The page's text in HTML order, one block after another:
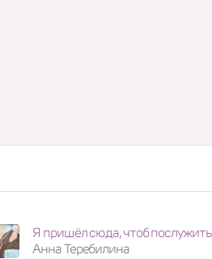
Я пришёл сюда, чтоб послужить
Анна Теребилина